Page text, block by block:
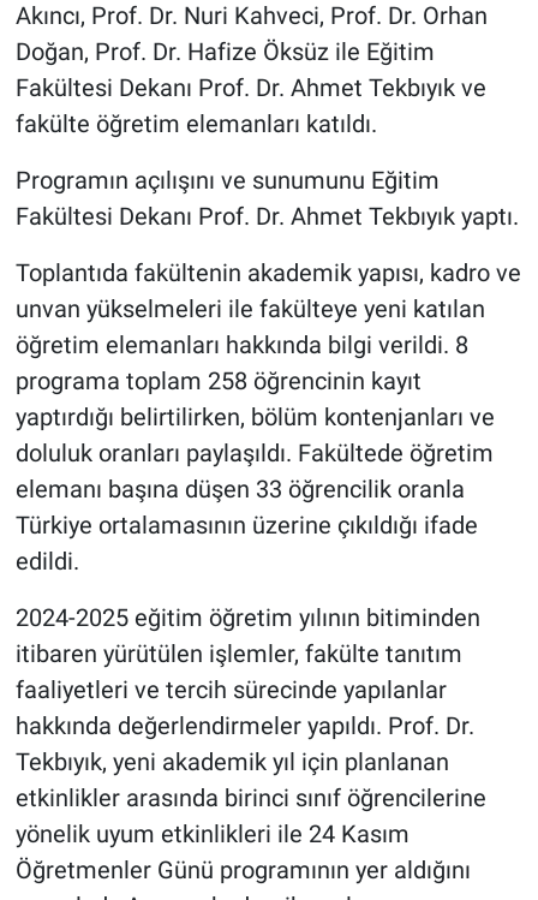
Akıncı, Prof. Dr. Nuri Kahveci, Prof. Dr. Orhan
Doğan, Prof. Dr. Hafize Öksüz ile Eğitim
Fakültesi Dekanı Prof. Dr. Ahmet Tekbıyık ve
fakülte öğretim elemanları katıldı.
Programın açılışını ve sunumunu Eğitim
Fakültesi Dekanı Prof. Dr. Ahmet Tekbıyık yaptı.
Toplantıda fakültenin akademik yapısı, kadro ve
unvan yükselmeleri ile fakülteye yeni katılan
öğretim elemanları hakkında bilgi verildi. 8
programa toplam 258 öğrencinin kayıt
yaptırdığı belirtilirken, bölüm kontenjanları ve
doluluk oranları paylaşıldı. Fakültede öğretim
elemanı başına düşen 33 öğrencilik oranla
Türkiye ortalamasının üzerine çıkıldığı ifade
edildi.
2024-2025 eğitim öğretim yılının bitiminden
itibaren yürütülen işlemler, fakülte tanıtım
faaliyetleri ve tercih sürecinde yapılanlar
hakkında değerlendirmeler yapıldı. Prof. Dr.
Tekbıyık, yeni akademik yıl için planlanan
etkinlikler arasında birinci sınıf öğrencilerine
yönelik uyum etkinlikleri ile 24 Kasım
Öğretmenler Günü programının yer aldığını
EĞİTİM
BİLİM VE TEKNOLOJİ
Güvenlik
Bölge